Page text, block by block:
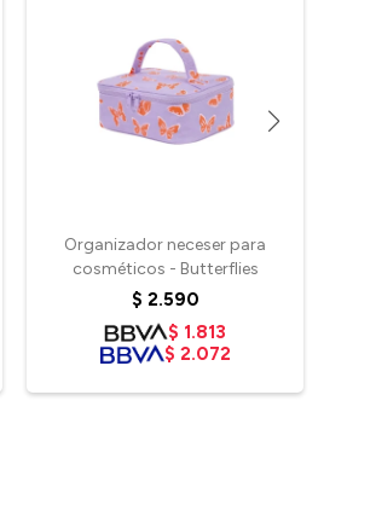
Organizador neceser para
cosméticos - Butterflies
$ 2.590
$ 1.813
$ 2.072